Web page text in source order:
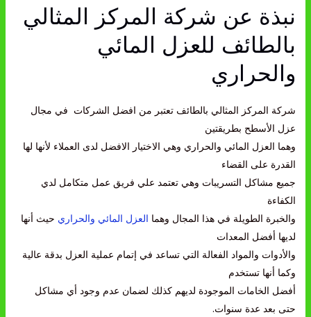
نبذة عن شركة المركز المثالي
بالطائف للعزل المائي
والحراري
شركة المركز المثالي بالطائف تعتبر من افضل الشركات في مجال
عزل الأسطح بطريقتين
وهما العزل المائي والحراري وهي الاختيار الافضل لدى العملاء لأنها لها
القدرة على القضاء
جميع مشاكل التسريبات وهي تعتمد علي فريق عمل متكامل لدي
الكفاءة
والخبرة الطويلة في هذا المجال وهما العزل المائي والحراري حيث أنها
لديها أفضل المعدات
والأدوات والمواد الفعالة التي تساعد في إتمام عملية العزل بدقة عالية
وكما أنها تستخدم
أفضل الخامات الموجودة لديهم كذلك لضمان عدم وجود أي مشاكل
حتى بعد عدة سنوات.